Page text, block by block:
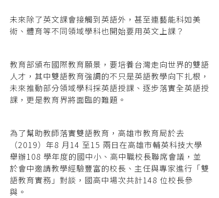
未來除了英文課會接觸到英語外，甚至連藝能科如美
術、體育等不同領域學科也開始要用英文上課？
教育部頒布國際教育願景，要培養台灣走向世界的雙語
人才，其中雙語教育強調的不只是英語教學向下扎根，
未來推動部分領域學科採英語授課、逐步落實全英語授
課，更是教育界將面臨的難題。
為了幫助教師落實雙語教育，高雄市教育局於去
（2019）年8 月14 至15 兩日在高雄市輔英科技大學
舉辦108 學年度的國中小、高中職校長聯席會議，並
於會中邀請教學經驗豐富的校長、主任與專家進行「雙
語教育實務」對談，國高中場次共計148 位校長參
與。